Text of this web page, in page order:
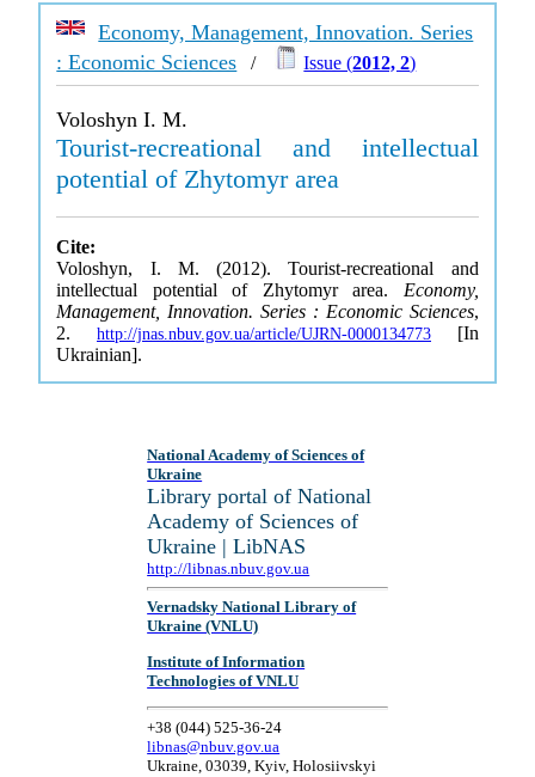
Economy, Management, Innovation. Series
: Economic Sciences / Issue (2012, 2)
Voloshyn I. M.
Tourist-recreational and intellectual
potential of Zhytomyr area
Cite:
Voloshyn, I. M. (2012). Tourist-recreational and
intellectual potential of Zhytomyr area. Economy,
Management, Innovation. Series : Economic Sciences,
2. http://jnas.nbuv.gov.ua/article/UJRN-0000134773 [In
Ukrainian].
National Academy of Sciences of
Ukraine
Library portal of National
Academy of Sciences of
Ukraine | LibNAS
http://libnas.nbuv.gov.ua
Vernadsky National Library of
Ukraine (VNLU)
Institute of Information
Technologies of VNLU
+38 (044) 525-36-24
libnas@nbuv.gov.ua
Ukraine, 03039, Kyiv, Holosiivskyi